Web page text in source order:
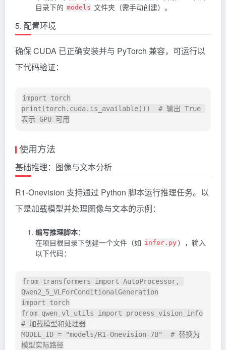
目录下的 models 文件夹（需手动创建）。
5. 配置环境
确保 CUDA 已正确安装并与 PyTorch 兼容，可运行以
下代码验证：
import torch
print(torch.cuda.is_available())  # 输出 True
使用方法
基础推理：图像与文本分析
R1-Onevision 支持通过 Python 脚本运行推理任务。以
下是加载模型并处理图像与文本的示例：
编写推理脚本：
在项目根目录下创建一个文件（如 infer.py ），输入
以下代码：
from transformers import AutoProcessor,
Qwen2_5_VLForConditionalGeneration
import torch
from qwen_vl_utils import process_vision_info
# 加载模型和处理器
MODEL_ID = "models/R1-Onevision-7B"  # 替换为
模型实际路径